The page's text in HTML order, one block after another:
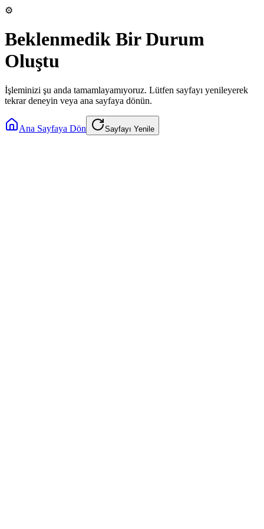
⚙️
Beklenmedik Bir Durum
Oluştu
İşleminizi şu anda tamamlayamıyoruz. Lütfen sayfayı yenileyerek
tekrar deneyin veya ana sayfaya dönün.
Ana Sayfaya Dön Sayfayı Yenile